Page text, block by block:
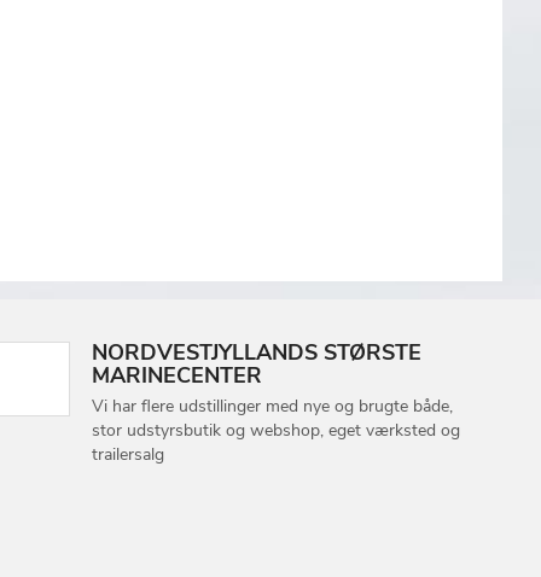
NORDVESTJYLLANDS STØRSTE
MARINECENTER
Vi har flere udstillinger med nye og brugte både,
stor udstyrsbutik og webshop, eget værksted og
trailersalg